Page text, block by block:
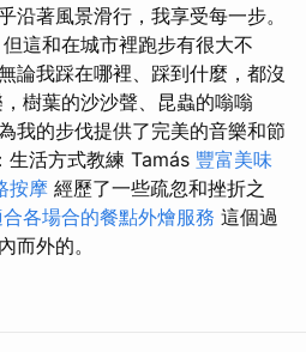
沿著風景滑行，我享受每一步。
但這和在城市裡跑步有很大不
論我踩在哪裡、踩到什麼，都沒
樹葉的沙沙聲、昆蟲的嗡嗡
我的步伐提供了完美的音樂和節
生活方式教練 Tamás 豐富美味
按摩 經歷了一些疏忽和挫折之
各場合的餐點外燴服務 這個過
而外的。